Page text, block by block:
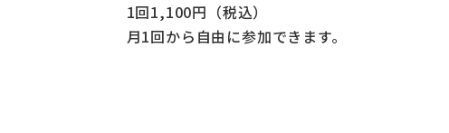
1回1,100円（税込）
月1回から自由に参加できます。